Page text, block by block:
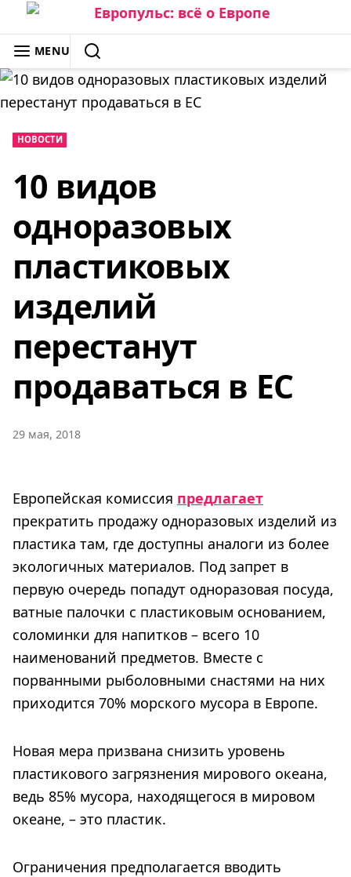
Skip
to
content
ЕВРОПУЛЬС: ВСЁ О ЕВРОПЕ
MENU
SEARCH
НОВОСТИ
10 видов
одноразовых
пластиковых
изделий
перестанут
продаваться в ЕС
29 мая, 2018
Европейская комиссия предлагает
прекратить продажу одноразовых изделий из
пластика там, где доступны аналоги из более
экологичных материалов. Под запрет в
первую очередь попадут одноразовая посуда,
ватные палочки с пластиковым основанием,
соломинки для напитков – всего 10
наименований предметов. Вместе с
порванными рыболовными снастями на них
приходится 70% морского мусора в Европе.
Новая мера призвана снизить уровень
пластикового загрязнения мирового океана,
ведь 85% мусора, находящегося в мировом
океане, – это пластик.
Ограничения предполагается вводить